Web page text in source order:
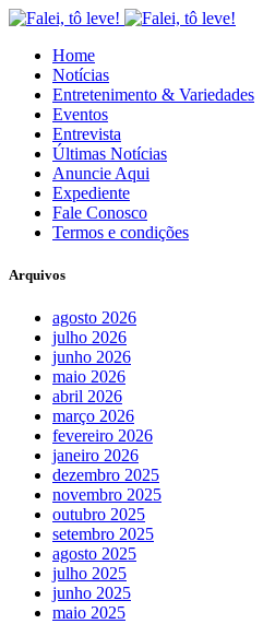
Home
Notícias
Entretenimento & Variedades
Eventos
Entrevista
Últimas Notícias
Anuncie Aqui
Expediente
Fale Conosco
Termos e condições
Arquivos
agosto 2026
julho 2026
junho 2026
maio 2026
abril 2026
março 2026
fevereiro 2026
janeiro 2026
dezembro 2025
novembro 2025
outubro 2025
setembro 2025
agosto 2025
julho 2025
junho 2025
maio 2025